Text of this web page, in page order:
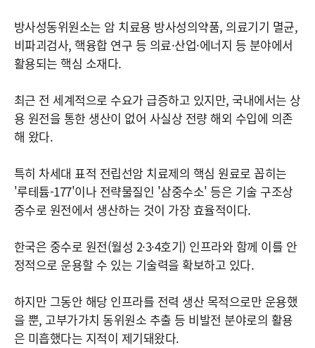
방사성동위원소는 암 치료용 방사성의약품, 의료기기 멸균,
비파괴검사, 핵융합 연구 등 의료·산업·에너지 등 분야에서
활용되는 핵심 소재다.
최근 전 세계적으로 수요가 급증하고 있지만, 국내에서는 상
용 원전을 통한 생산이 없어 사실상 전량 해외 수입에 의존
해 왔다.
특히 차세대 표적 전립선암 치료제의 핵심 원료로 꼽히는
'루테튬-177'이나 전략물질인 '삼중수소' 등은 기술 구조상
중수로 원전에서 생산하는 것이 가장 효율적이다.
한국은 중수로 원전(월성 2·3·4호기) 인프라와 함께 이를 안
정적으로 운용할 수 있는 기술력을 확보하고 있다.
하지만 그동안 해당 인프라를 전력 생산 목적으로만 운용했
을 뿐, 고부가가치 동위원소 추출 등 비발전 분야로의 활용
은 미흡했다는 지적이 제기돼왔다.